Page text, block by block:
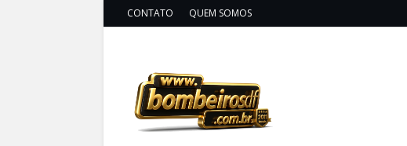
CONTATO QUEM SOMOS